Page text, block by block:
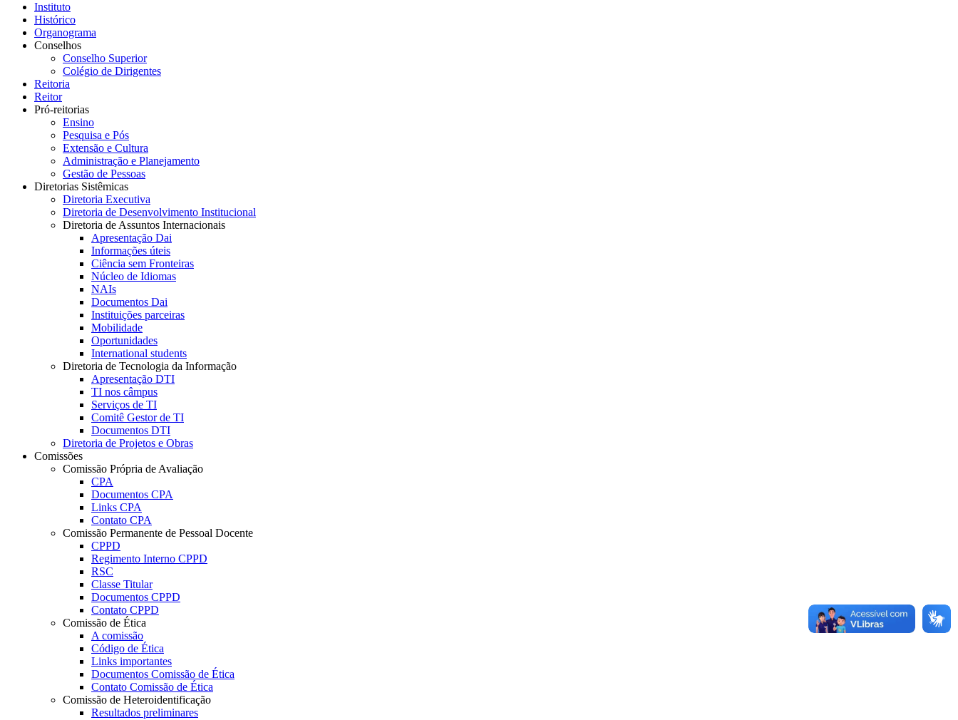
Instituto
Histórico
Organograma
Conselhos
Conselho Superior
Colégio de Dirigentes
Reitoria
Reitor
Pró-reitorias
Ensino
Pesquisa e Pós
Extensão e Cultura
Administração e Planejamento
Gestão de Pessoas
Diretorias Sistêmicas
Diretoria Executiva
Diretoria de Desenvolvimento Institucional
Diretoria de Assuntos Internacionais
Apresentação Dai
Informações úteis
Ciência sem Fronteiras
Núcleo de Idiomas
NAIs
Documentos Dai
Instituições parceiras
Mobilidade
Oportunidades
International students
Diretoria de Tecnologia da Informação
Apresentação DTI
TI nos câmpus
Serviços de TI
Comitê Gestor de TI
Documentos DTI
Diretoria de Projetos e Obras
Comissões
Comissão Própria de Avaliação
CPA
Documentos CPA
Links CPA
Contato CPA
Comissão Permanente de Pessoal Docente
CPPD
Regimento Interno CPPD
RSC
Classe Titular
Documentos CPPD
Contato CPPD
Comissão de Ética
A comissão
Código de Ética
Links importantes
Documentos Comissão de Ética
Contato Comissão de Ética
Comissão de Heteroidentificação
Resultados preliminares